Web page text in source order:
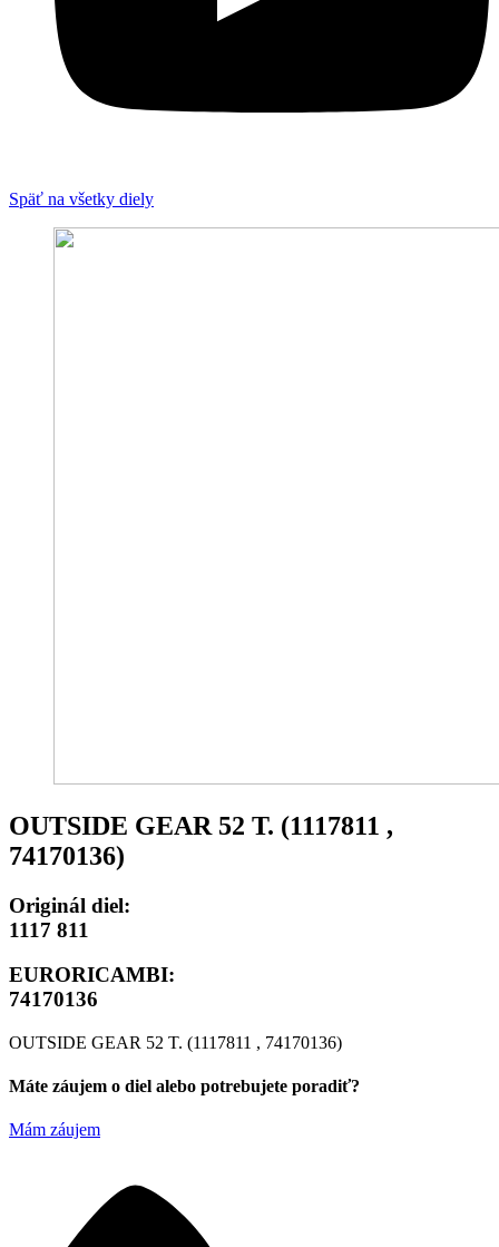
Späť na všetky diely
OUTSIDE GEAR 52 T. (1117811 ,
74170136)
Originál diel:
1117 811
EURORICAMBI:
74170136
OUTSIDE GEAR 52 T. (1117811 , 74170136)
Máte záujem o diel alebo potrebujete poradiť?
Mám záujem